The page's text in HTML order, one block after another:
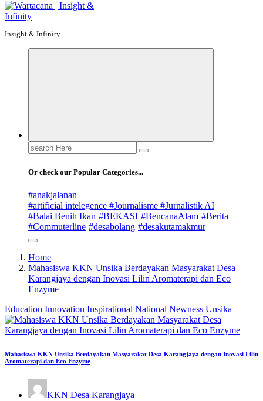
Insight & Infinity
Search
for:
Or check our Popular Categories...
#anakjalanan
#artificial intelegence #Journalisme #Jurnalistik AI
#Balai Benih Ikan #BEKASI #BencanaAlam #Berita
#Commuterline #desabolang #desakutamakmur
Home
Mahasiswa KKN Unsika Berdayakan Masyarakat Desa
Karangjaya dengan Inovasi Lilin Aromaterapi dan Eco
Enzyme
Education Innovation Inspirational National Newness Unsika
Mahasiswa KKN Unsika Berdayakan Masyarakat Desa Karangjaya dengan Inovasi Lilin
Aromaterapi dan Eco Enzyme
KKN Desa Karangjaya